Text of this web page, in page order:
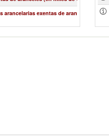
arancelarias exentas de aranceles (%):